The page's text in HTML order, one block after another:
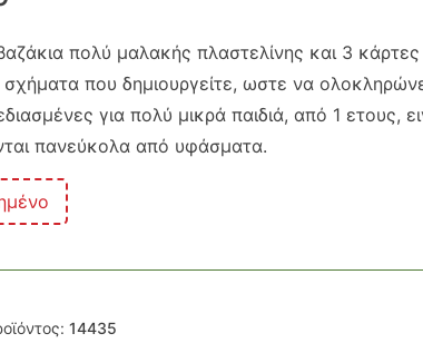
πολύ μαλακής πλαστελίνης και 3
που δημιουργείτε, ωστε να
για πολύ μικρά παιδιά, από 1 ετους,
πανεύκολα από υφάσματα.
14435